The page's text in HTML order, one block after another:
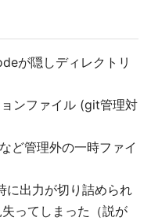
が隠しディレクトリ
ンファイル (git管理対
ど管理外の一時ファイ
に出力が切り詰められ
ってしまった（説が